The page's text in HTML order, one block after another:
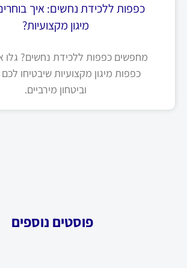
כפפות ללכידת נחשים: איך
מיגון מקצועיות?
מחפשים כפפות ללכידת נחשים? גלו
כפפות מיגון מקצועיות שיבטיחו
וביטחון מירביים.
פוסטים נוספים